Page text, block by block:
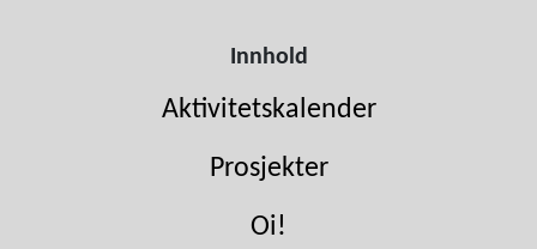
Innhold
Aktivitetskalender
Prosjekter
Oi!